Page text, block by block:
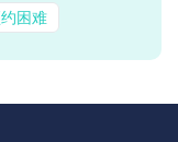
困难